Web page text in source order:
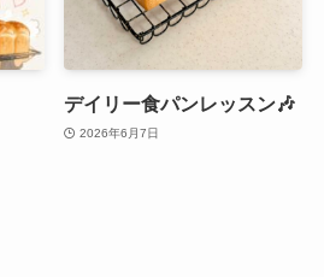
デイリー食パンレッスン🎶
2026年6月7日